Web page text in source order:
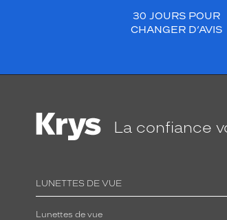
30 JOURS POUR
CHANGER D’AVIS
La confiance
LUNETTES DE VUE
Lunettes de vue